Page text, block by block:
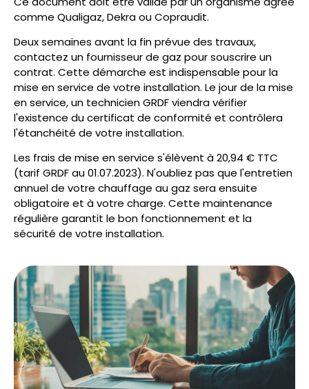
comme Qualigaz, Dekra ou Copraudit.
Deux semaines avant la fin prévue des travaux,
contactez un fournisseur de gaz pour souscrire un
contrat. Cette démarche est indispensable pour la
mise en service de votre installation. Le jour de la mise
en service, un technicien GRDF viendra vérifier
l'existence du certificat de conformité et contrôlera
l'étanchéité de votre installation.
Les frais de mise en service s'élèvent à 20,94 € TTC
(tarif GRDF au 01.07.2023). N'oubliez pas que l'entretien
annuel de votre chauffage au gaz sera ensuite
obligatoire et à votre charge. Cette maintenance
régulière garantit le bon fonctionnement et la
sécurité de votre installation.